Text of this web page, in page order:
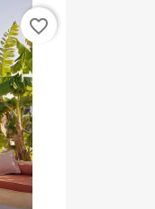
favorite_border